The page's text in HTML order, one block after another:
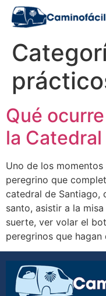
Qué
la
Uno de los
peregrino que
catedral de Santiago,
santo, asistir a la
suerte, ver volar el
peregrinos que